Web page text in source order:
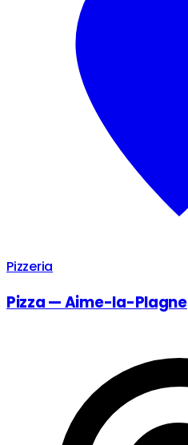
Pizzeria
Pizza — Aime-la-Plagne